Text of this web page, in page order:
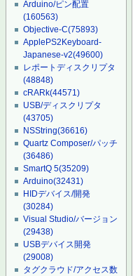
Arduino/ピン配置
(160563)
Objective-C(75893)
ApplePS2Keyboard-
Japanese-v2(49600)
レポートディスクリプタ
(48848)
cRARk(44571)
USB/ディスクリプタ
(43705)
NSString(36616)
Quartz Composer/パッチ
(36486)
SmartQ 5(35209)
Arduino(32431)
HIDデバイス/開発
(30284)
Visual Studio/バージョン
(29438)
USBデバイス開発
(29008)
タグクラウド/アクセス数